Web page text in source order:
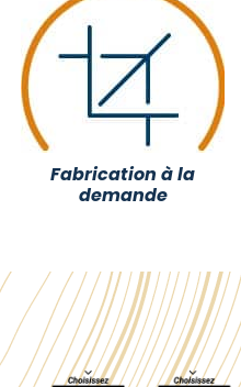
Fabrication à la
demande